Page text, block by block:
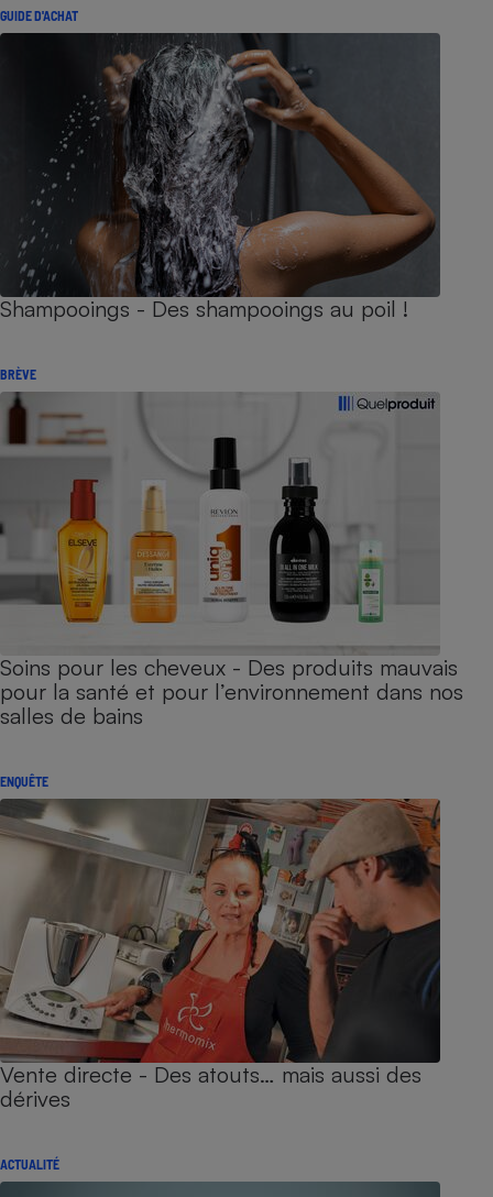
GUIDE D'ACHAT
Shampooings - Des shampooings au poil !
BRÈVE
Soins pour les cheveux - Des produits mauvais
pour la santé et pour l’environnement dans nos
salles de bains
ENQUÊTE
Vente directe - Des atouts… mais aussi des
dérives
ACTUALITÉ